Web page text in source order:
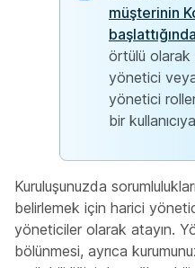
müşterinin
örtülü olarak
yönetici
yönetici
bir
Kuruluşunuzda
belirlemek için harici
yöneticiler olarak atayın.
bölünmesi, ayrıca